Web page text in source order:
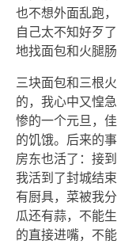
也不想外面乱跑
自己太不知好歹
地找面包和火腿肠
三块面包和三根
的，我心中又惶
惨的一个元旦，
的饥饿。后来的
房东也活了：接
我活到了封城结
有厨具，菜被我
瓜还有蒜，不能
的直接进嘴，不